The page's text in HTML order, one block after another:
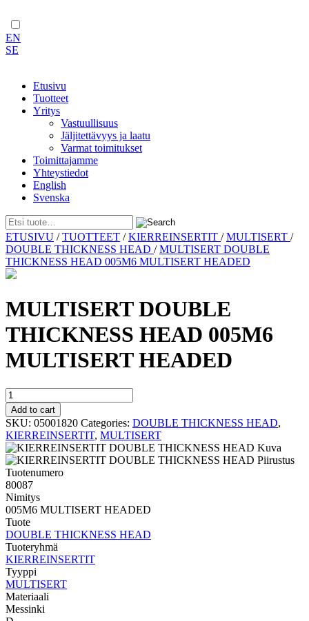
EN
SE
Etusivu
Tuotteet
Yritys
Vastuullisuus
Jäljitettävyys ja laatu
Varmat toimitukset
Toimittajamme
Yhteystiedot
English
Svenska
Skip
to
content
ETUSIVU /TUOTTEET /KIERREINSERTIT /MULTISERT /
DOUBLE THICKNESS HEAD /MULTISERT DOUBLE
THICKNESS HEAD 005M6 MULTISERT HEADED
MULTISERT DOUBLE
THICKNESS HEAD 005M6
MULTISERT HEADED
MULTISERT
DOUBLE
THICKNESS
HEAD
005M6
MULTISERT
HEADED
quantity
Add to cart
SKU: 05001820 Categories: DOUBLE THICKNESS HEAD,
KIERREINSERTIT, MULTISERT
Tuotenumero
80087
Nimitys
005M6 MULTISERT HEADED
Tuote
DOUBLE THICKNESS HEAD
Tuoteryhmä
KIERREINSERTIT
Tyyppi
MULTISERT
Materiaali
Messinki